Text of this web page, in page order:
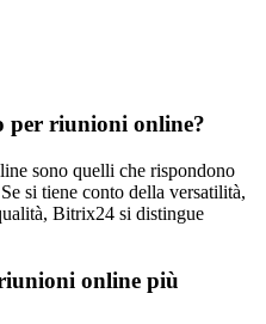
per riunioni online?
sono quelli che rispondono
si tiene conto della versatilità,
Bitrix24 si distingue
online più